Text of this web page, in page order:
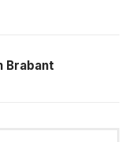
Brabant